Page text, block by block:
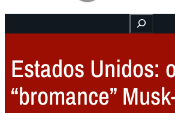
Buscar
Estados Unidos:
“bromance”